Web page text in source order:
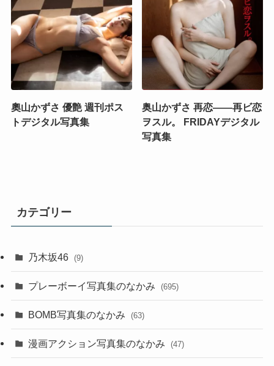
奧山かずさ 優艶 週刊ポス
トデジタル写真集
奥山かずさ 再恋――再ビ恋
ヲスル。 FRIDAYデジタル
写真集
カテゴリー
乃木坂46 (9)
プレーボーイ写真集のなかみ (695)
BOMB写真集のなかみ (63)
漫画アクション写真集のなかみ (47)